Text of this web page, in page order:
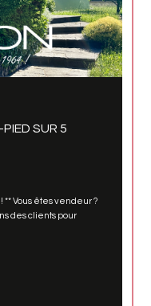
SUR 5
** Vous êtes vendeur ?
des clients pour